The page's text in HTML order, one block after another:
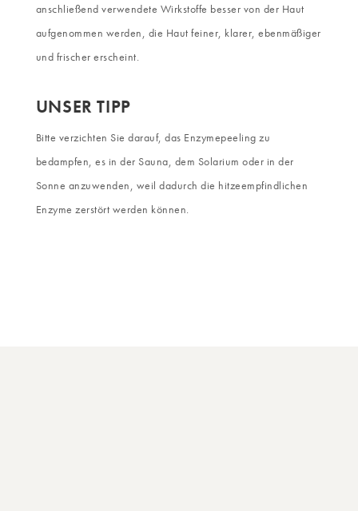
anschließend verwendete Wirkstoffe besser von der Haut
aufgenommen werden, die Haut feiner, klarer, ebenmäßiger
und frischer erscheint.
UNSER TIPP
Bitte verzichten Sie darauf, das Enzymepeeling zu
bedampfen, es in der Sauna, dem Solarium oder in der
Sonne anzuwenden, weil dadurch die hitzeempfindlichen
Enzyme zerstört werden können.